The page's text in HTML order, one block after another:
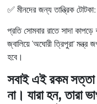
✅ মীনদের জন্য তান্ত্রিক টোটকা:
প্রতি সোমবার রাতে সাদা
জ্বালিয়ে ‘অঘোরী ত্রিপুরা’
হবে।
সবাই এই রকম সত্তা
না। যারা হন, তারা